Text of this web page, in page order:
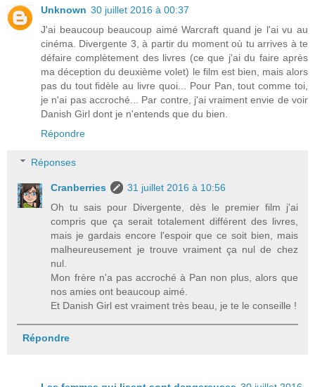
Unknown 30 juillet 2016 à 00:37
J'ai beaucoup beaucoup aimé Warcraft quand je l'ai vu au
cinéma. Divergente 3, à partir du moment où tu arrives à te
défaire complètement des livres (ce que j'ai du faire après
ma déception du deuxième volet) le film est bien, mais alors
pas du tout fidèle au livre quoi... Pour Pan, tout comme toi,
je n'ai pas accroché... Par contre, j'ai vraiment envie de voir
Danish Girl dont je n'entends que du bien.
Répondre
Réponses
Cranberries
31 juillet 2016 à 10:56
Oh tu sais pour Divergente, dès le premier film j'ai
compris que ça serait totalement différent des livres,
mais je gardais encore l'espoir que ce soit bien, mais
malheureusement je trouve vraiment ça nul de chez
nul.
Mon frère n'a pas accroché à Pan non plus, alors que
nos amies ont beaucoup aimé.
Et Danish Girl est vraiment très beau, je te le conseille !
Répondre